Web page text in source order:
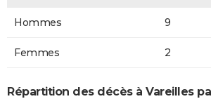
Hommes 9
Femmes 2
Répartition des décès à Vareilles